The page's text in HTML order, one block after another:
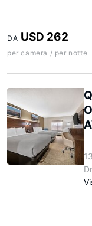
DA USD 262
per camera / per notte